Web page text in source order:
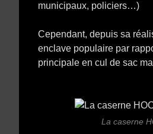
municipaux, policiers…)
Cependant, depuis sa
enclave populaire par
principale en cul de sac
La caserne